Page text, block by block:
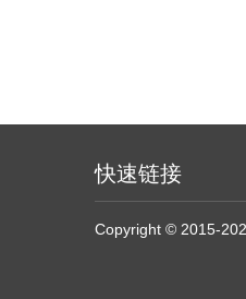
快速链接
Copyright © 2015-